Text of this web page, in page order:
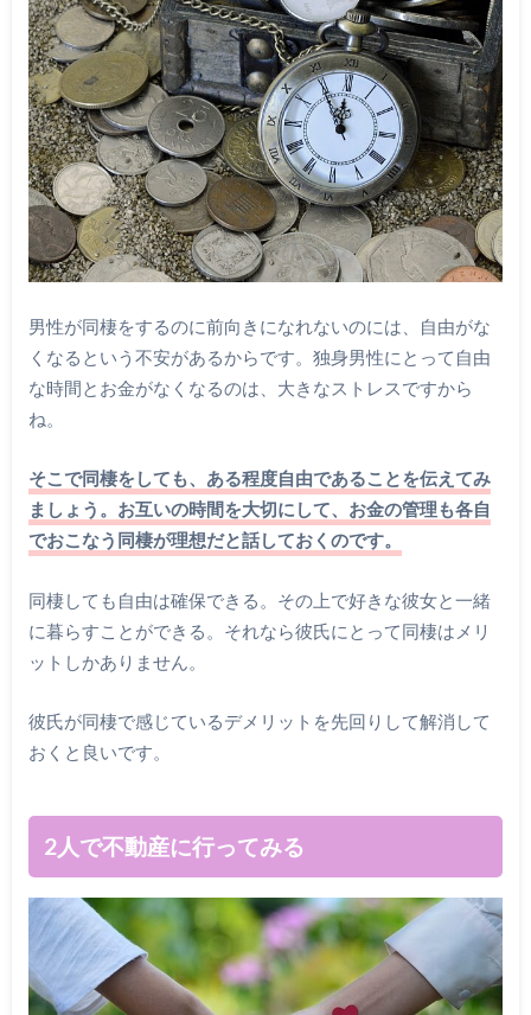
男性が同棲をするのに前向きになれないのには、自由がな
くなるという不安があるからです。独身男性にとって自由
な時間とお金がなくなるのは、大きなストレスですから
ね。
そこで同棲をしても、ある程度自由であることを伝えてみ
ましょう。お互いの時間を大切にして、お金の管理も各自
でおこなう同棲が理想だと話しておくのです。
同棲しても自由は確保できる。その上で好きな彼女と一緒
に暮らすことができる。それなら彼氏にとって同棲はメリ
ットしかありません。
彼氏が同棲で感じているデメリットを先回りして解消して
おくと良いです。
2人で不動産に行ってみる